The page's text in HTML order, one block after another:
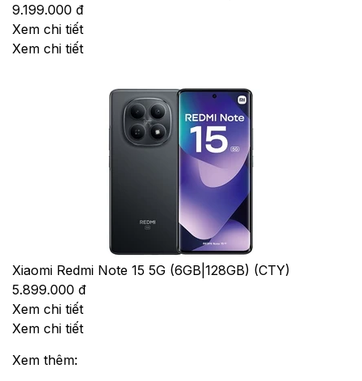
9.199.000 đ
Xem chi tiết
Xem chi tiết
Xiaomi Redmi Note 15 5G (6GB|128GB) (CTY)
5.899.000 đ
Xem chi tiết
Xem chi tiết
Xem thêm: